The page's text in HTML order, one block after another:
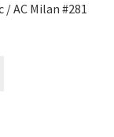
/ AC Milan #281